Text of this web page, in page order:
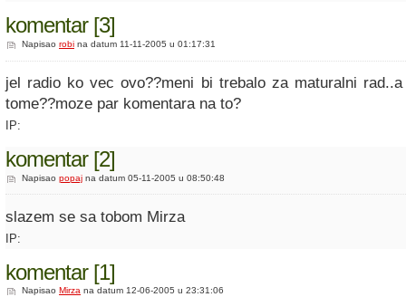
komentar [3]
Napisao robi na datum 11-11-2005 u 01:17:31
jel radio ko vec ovo??meni bi trebalo za maturalni
tome??moze par komentara na to?
IP:
komentar [2]
Napisao popaj na datum 05-11-2005 u 08:50:48
slazem se sa tobom Mirza
IP:
komentar [1]
Napisao Mirza na datum 12-06-2005 u 23:31:06